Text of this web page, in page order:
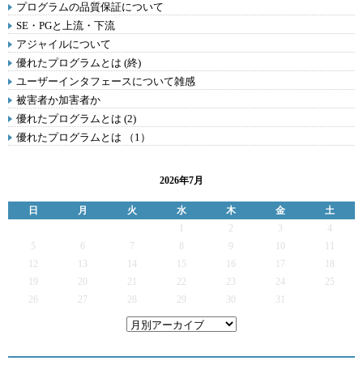
プログラムの品質保証について
SE・PGと上流・下流
アジャイルについて
優れたプログラムとは (終)
ユーザーインタフェースについて雑感
被害者か加害者か
優れたプログラムとは (2)
優れたプログラムとは （1）
2026年7月
日 月 火 水 木 金
土
2 3
4
5
6 7 9
12
13 14 15 16 17
19
20 21 22 23 24
25
26
27 28 29 30 31